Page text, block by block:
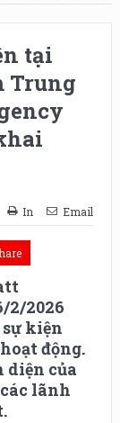
tại
Trung
In Email
2/2026
kiện
động.
diện của
lãnh